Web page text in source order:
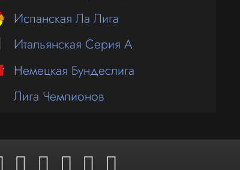
Испанская Ла Лига
Итальянская Серия А
Немецкая Бундеслига
Лига Чемпионов